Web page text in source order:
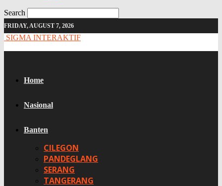
Search
FRIDAY, AUGUST 7, 2026
SIGMA INTERAKTIF
Home
Nasional
Banten
CILEGON
PANDEGLANG
SERANG
TANGERANG